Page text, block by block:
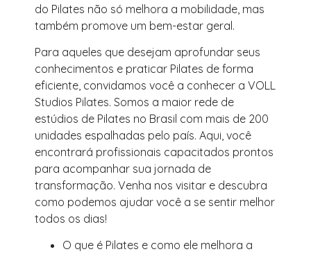
do Pilates não só melhora a mobilidade, mas
também promove um bem-estar geral.
Para aqueles que desejam aprofundar seus
conhecimentos e praticar Pilates de forma
eficiente, convidamos você a conhecer a VOLL
Studios Pilates. Somos a maior rede de
estúdios de Pilates no Brasil com mais de 200
unidades espalhadas pelo país. Aqui, você
encontrará profissionais capacitados prontos
para acompanhar sua jornada de
transformação. Venha nos visitar e descubra
como podemos ajudar você a se sentir melhor
todos os dias!
O que é Pilates e como ele melhora a